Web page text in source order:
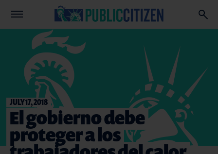
JULY 17, 2018
El gobierno debe
proteger a los